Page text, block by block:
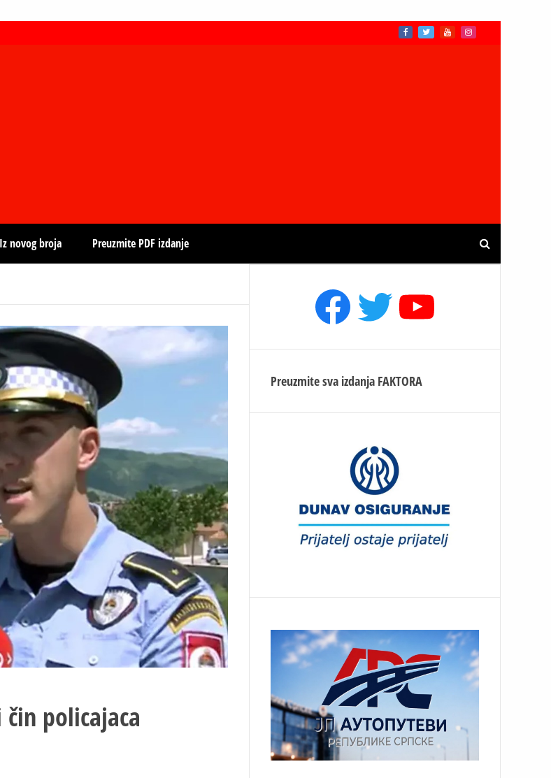
Iz novog broja Preuzmite PDF izdanje
policajaca
Facebook
TwitterYouTube
Preuzmite sva izdanja FAKTORA